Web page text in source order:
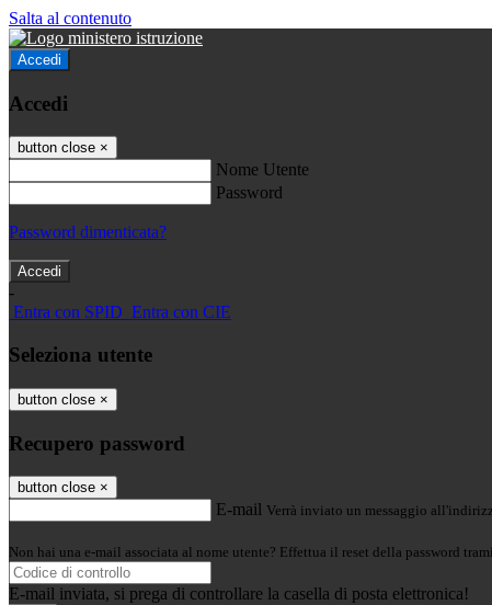
Salta al contenuto
Accedi
Accedi
button close ×
Nome Utente
Password
Password dimenticata?
-
Entra con SPID Entra con CIE
Seleziona utente
button close ×
Recupero password
button close ×
E-mail Verrà inviato un messaggio
Non hai una e-mail associata al nome utente? Effettua il reset della password
E-mail inviata, si prega di controllare la casella di posta elettronica!